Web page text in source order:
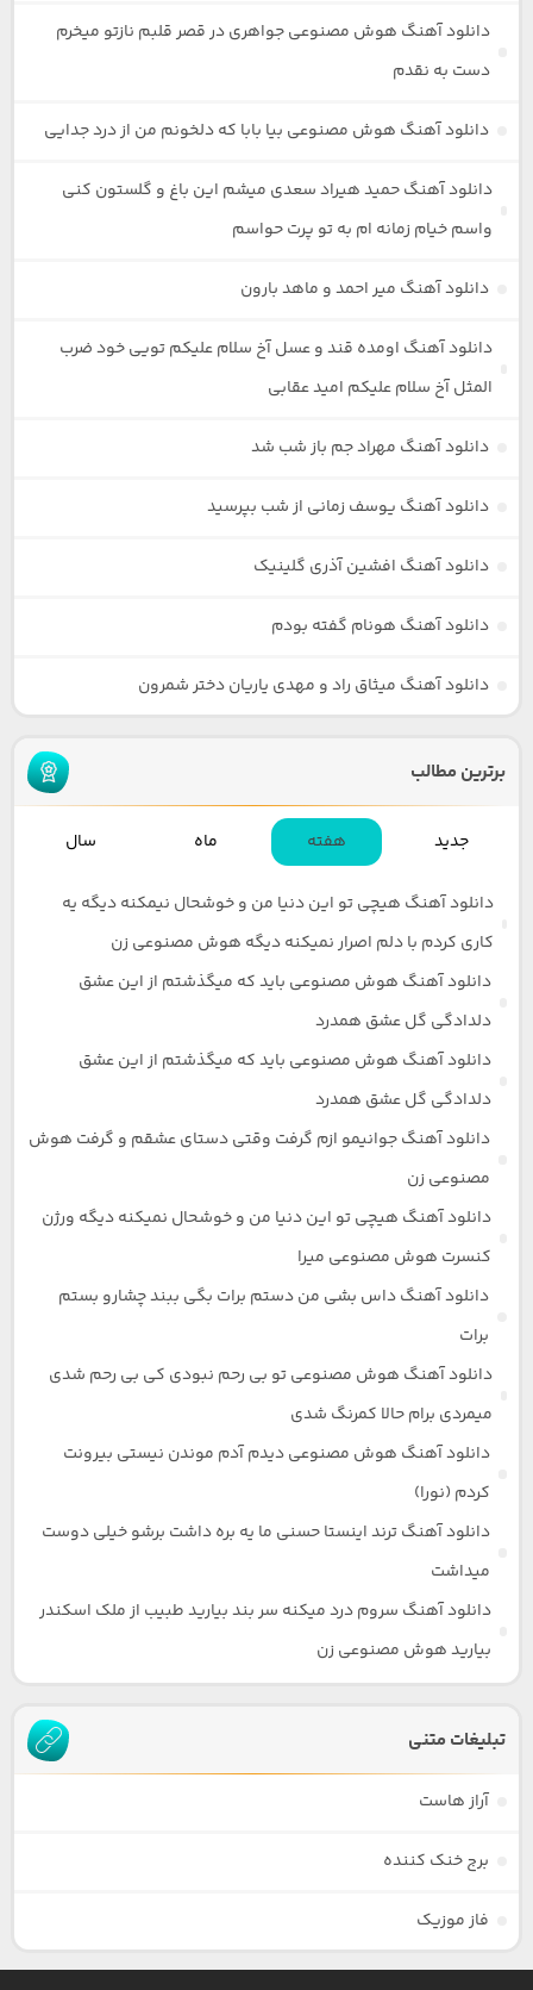
دانلود آهنگ هوش مصنوعی جواهری در قصر قلبم نازتو میخرم
دست به نقدم
دانلود آهنگ هوش مصنوعی بیا بابا که دلخونم من از درد جدایی
دانلود آهنگ حمید هیراد سعدی میشم این باغ و گلستون کنی
واسم خیام زمانه ام به تو پرت حواسم
دانلود آهنگ میر احمد و ماهد بارون
دانلود آهنگ اومده قند و عسل آخ سلام علیکم تویی خود ضرب
المثل آخ سلام علیکم امید عقابی
دانلود آهنگ مهراد جم باز شب شد
دانلود آهنگ یوسف زمانی از شب بپرسید
دانلود آهنگ افشین آذری گلینیک
دانلود آهنگ هونام گفته بودم
دانلود آهنگ میثاق راد و مهدی یاریان دختر شمرون
برترین مطالب
جدید هفته ماه سال
دانلود آهنگ هیچی تو این دنیا من و خوشحال نیمکنه دیگه یه
کاری کردم با دلم اصرار نمیکنه دیگه هوش مصنوعی زن
دانلود آهنگ هوش مصنوعی باید که میگذشتم از این عشق
دلدادگی گل عشق همدرد
دانلود آهنگ هوش مصنوعی باید که میگذشتم از این عشق
دلدادگی گل عشق همدرد
دانلود آهنگ جوانیمو ازم گرفت وقتی دستای عشقم و گرفت هوش
مصنوعی زن
دانلود آهنگ هیچی تو این دنیا من و خوشحال نمیکنه دیگه ورژن
کنسرت هوش مصنوعی میرا
دانلود آهنگ داس بشی من دستم برات بگی ببند چشارو بستم
برات
دانلود آهنگ هوش مصنوعی تو بی رحم نبودی کی بی رحم شدی
میمردی برام حالا کمرنگ شدی
دانلود آهنگ هوش مصنوعی دیدم آدم موندن نیستی بیرونت
کردم (نورا)
دانلود آهنگ ترند اینستا حسنی ما یه بره داشت برشو خیلی دوست
میداشت
دانلود آهنگ سروم درد میکنه سر بند بیارید طبیب از ملک اسکندر
بیارید هوش مصنوعی زن
تبلیغات متنی
آراز هاست
برج خنک کننده
فاز موزیک